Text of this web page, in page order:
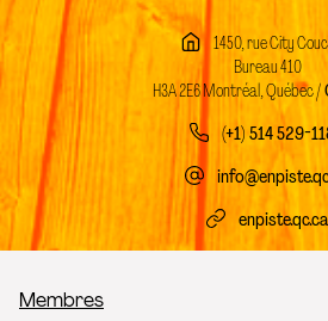
1450, rue City
Bureau 410
H3A 2E6 Montréal, Québec /
(+1) 514 529-
enpiste.qc.ca
Fil d’Ariane
Membres